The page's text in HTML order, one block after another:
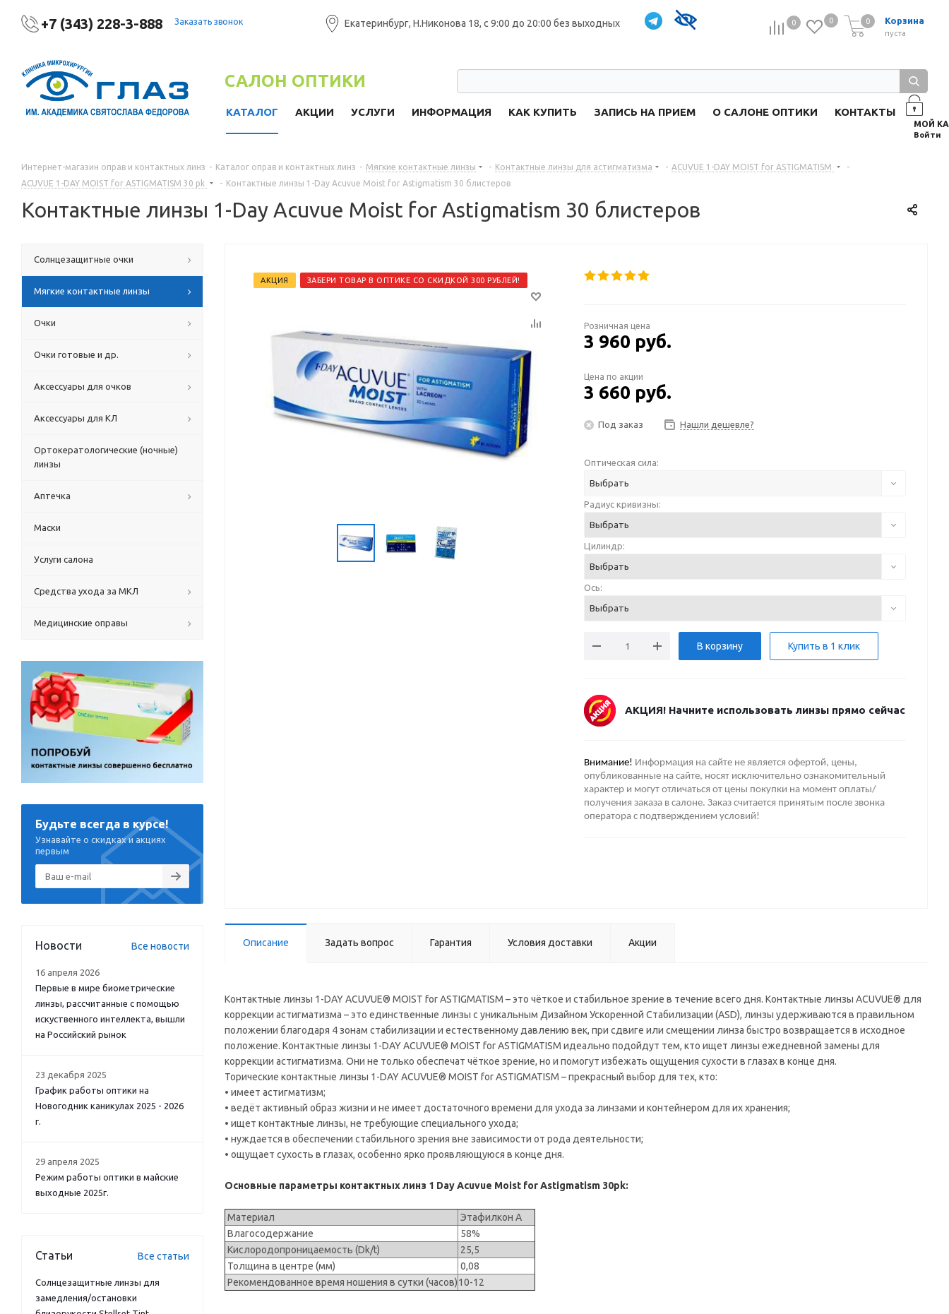
+7 (343) 228-3-888 Заказать звонок Екатеринбург, Н.Никонова 18, с 9:00 до 20:00 без выходных 0 0 Корзина
0
пуста
0
САЛОН ОПТИКИ
КАТАЛОГ АКЦИИ УСЛУГИ ИНФОРМАЦИЯ КАК КУПИТЬ ЗАПИСЬ НА ПРИЕМ О САЛОНЕ ОПТИКИ КОНТАКТЫ
Войти
Интернет-магазин оправ и контактных линз - Каталог оправ и контактных линз - Мягкие контактные линзы - Контактные линзы для астигматизма - ACUVUE 1-DAY MOIST for ASTIGMATISM
-
ACUVUE 1-DAY MOIST for ASTIGMATISM 30 pk
- Контактные линзы 1-Day Acuvue Moist for Astigmatism 30 блистеров
Контактные линзы 1-Day Acuvue Moist for Astigmatism 30 блистеров
АКЦИЯ ЗАБЕРИ ТОВАР В ОПТИКЕ СО СКИДКОЙ 300 РУБЛЕЙ!
Розничная цена
3 960 руб.
Цена по акции
3 660 руб.
Под заказ Нашли дешевле?
Оптическая сила:
Выбрать
Радиус кривизны:
Выбрать
Цилиндр:
Выбрать
Ось:
Выбрать
В корзину Купить в 1 клик
АКЦИЯ! Начните использовать линзы прямо сейчас
Внимание! Информация на сайте не является офертой, цены,
опубликованные на сайте, носят исключительно ознакомительный
характер и могут отличаться от цены покупки на момент оплаты/
получения заказа в салоне. Заказ считается принятым после звонка
оператора с подтверждением условий!
Описание Задать вопрос Гарантия Условия доставки Акции
Контактные линзы 1-DAY ACUVUE® MOIST for ASTIGMATISM – это чёткое и стабильное зрение в течение всего дня. Контактные линзы ACUVUE® для
коррекции астигматизма – это единственные линзы с уникальным Дизайном Ускоренной Стабилизации (ASD), линзы удерживаются в правильном
положении благодаря 4 зонам стабилизации и естественному давлению век, при сдвиге или смещении линза быстро возвращается в исходное
положение. Контактные линзы 1-DAY ACUVUE® MOIST for ASTIGMATISM идеально подойдут тем, кто ищет линзы ежедневной замены для
коррекции астигматизма. Они не только обеспечат чёткое зрение, но и помогут избежать ощущения сухости в глазах в конце дня.
Торические контактные линзы 1-DAY ACUVUE® MOIST for ASTIGMATISM – прекрасный выбор для тех, кто:
• имеет астигматизм;
• ведёт активный образ жизни и не имеет достаточного времени для ухода за линзами и контейнером для их хранения;
• ищет контактные линзы, не требующие специального ухода;
• нуждается в обеспечении стабильного зрения вне зависимости от рода деятельности;
• ощущает сухость в глазах, особенно ярко проявляющуюся в конце дня.
Основные параметры контактных линз 1 Day Acuvue Moist for Astigmatism 30pk:
Материал
Этафилкон А
Влагосодержание
58%
Кислородопроницаемость (Dk/t)
25,5
Толщина в центре (мм)
0,08
Рекомендованное время ношения в сутки (часов)10-12
Солнцезащитные очки
Мягкие контактные линзы
Очки
Очки готовые и др.
Аксессуары для очков
Аксессуары для КЛ
Ортокератологические (ночные)
линзы
Аптечка
Маски
Услуги салона
Средства ухода за МКЛ
Медицинские оправы
Будьте всегда в курсе!
Узнавайте о скидках и акциях
первым
Новости Все новости
16 апреля 2026
Первые в мире биометрические
линзы, рассчитанные с помощью
искуственного интеллекта, вышли
на Российский рынок
23 декабря 2025
График работы оптики на
Новогодник каникулах 2025 - 2026
г.
29 апреля 2025
Режим работы оптики в майские
выходные 2025г.
Статьи Все статьи
Солнцезащитные линзы для
замедления/остановки